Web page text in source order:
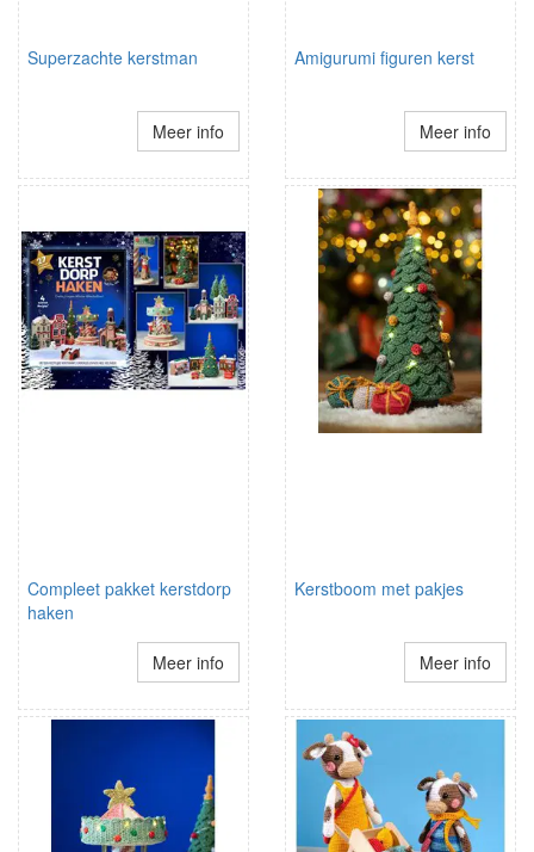
Superzachte kerstman
Meer info
Amigurumi figuren kerst
Meer info
Compleet pakket kerstdorp
haken
Meer info
Kerstboom met pakjes
Meer info